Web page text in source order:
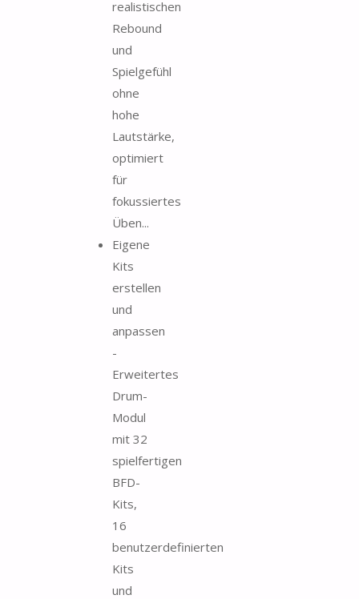
realistischen
Rebound
und
Spielgefühl
ohne
hohe
Lautstärke,
optimiert
für
fokussiertes
Üben...
Eigene
Kits
erstellen
und
anpassen
-
Erweitertes
Drum-
Modul
mit 32
spielfertigen
BFD-
Kits,
16
benutzerdefinierten
Kits
und